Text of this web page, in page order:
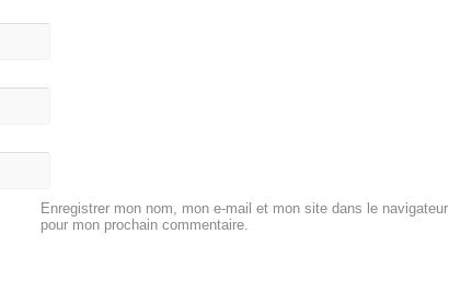
Enregistrer mon nom, mon e-mail et mon site dans le navigateur
pour mon prochain commentaire.